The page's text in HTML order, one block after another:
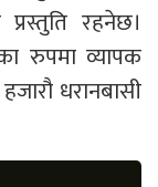
रहनेछ।
रुपमा व्यापक
धरानबासी